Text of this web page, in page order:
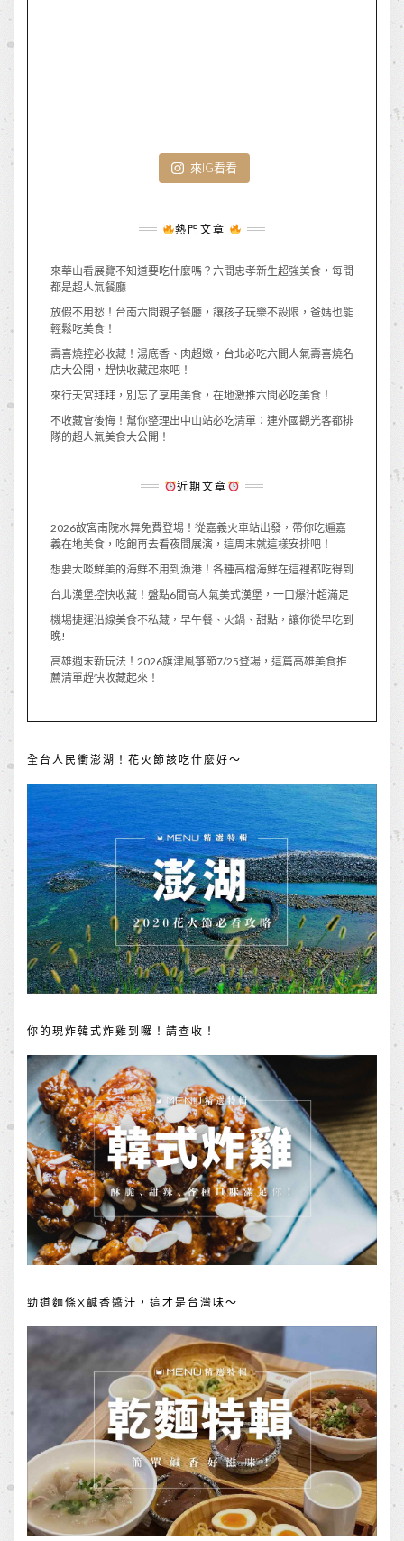
來IG看看
熱門文章
來華山看展覽不知道要吃什麼嗎？六間忠孝新生超強美食，每間
都是超人氣餐廳
放假不用愁！台南六間親子餐廳，讓孩子玩樂不設限，爸媽也能
輕鬆吃美食！
壽喜燒控必收藏！湯底香、肉超嫩，台北必吃六間人氣壽喜燒名
店大公開，趕快收藏起來吧！
來行天宮拜拜，別忘了享用美食，在地激推六間必吃美食！
不收藏會後悔！幫你整理出中山站必吃清單：連外國觀光客都排
隊的超人氣美食大公開！
近期文章
2026故宮南院水舞免費登場！從嘉義火車站出發，帶你吃遍嘉
義在地美食，吃飽再去看夜間展演，這周末就這樣安排吧！
想要大啖鮮美的海鮮不用到漁港！各種高檔海鮮在這裡都吃得到
台北漢堡控快收藏！盤點6間高人氣美式漢堡，一口爆汁超滿足
機場捷運沿線美食不私藏，早午餐、火鍋、甜點，讓你從早吃到
晚!
高雄週末新玩法！2026旗津風箏節7/25登場，這篇高雄美食推
薦清單趕快收藏起來！
全台人民衝澎湖！花火節該吃什麼好～
你的現炸韓式炸雞到囉！請查收！
勁道麵條X鹹香醬汁，這才是台灣味～